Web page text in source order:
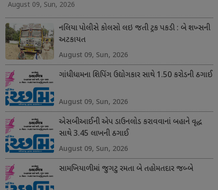
August 09, Sun, 2026
નલિયા પોલીસે કોલસો લઇ જતી ટ્રક પકડી : બે શખ્સની
અટકાયત
August 09, Sun, 2026
ગાંધીધામના શિપિંગ ઉદ્યોગકાર સાથે 1.50 કરોડની ઠગાઈ
August 09, Sun, 2026
એસબીઆઈની એપ ડાઉનલોડ કરાવવાનાં બહાને વૃદ્ધ
સાથે 3.45 લાખની ઠગાઈ
August 09, Sun, 2026
સામખિયાળીમાં જુગટુ રમતા બે તહોમતદાર જબ્બે